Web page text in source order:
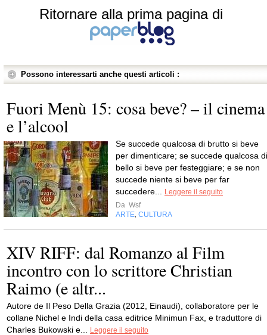
Ritornare alla prima pagina di
Possono interessarti anche questi articoli :
Fuori Menù 15: cosa beve? – il cinema
e l’alcool
Se succede qualcosa di brutto si beve
per dimenticare; se succede qualcosa di
bello si beve per festeggiare; e se non
succede niente si beve per far
succedere...
Leggere il seguito
Da Wsf
ARTE CULTURA
XIV RIFF: dal Romanzo al Film
incontro con lo scrittore Christian
Raimo (e altr...
Autore de Il Peso Della Grazia (2012, Einaudi), collaboratore per le
collane Nichel e Indi della casa editrice Minimun Fax, e traduttore di
Charles Bukowski e...
Leggere il seguito